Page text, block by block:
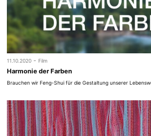
11.10.2020 - Film
Harmonie der Farben
Brauchen wir Feng-Shui für die Gestaltung unserer